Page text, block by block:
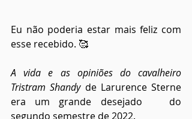
Eu não poderia estar mais feliz com
esse recebido. 🥰
A vida e as opiniões do cavalheiro
Tristram Shandy de Larurence Sterne
era um grande desejado   do
segundo semestre de 2022.